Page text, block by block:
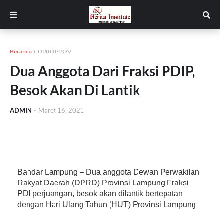
Beranda DPRD PROV
Dua Anggota Dari Fraksi PDIP,
Besok Akan Di Lantik
ADMIN - Maret 16, 2021
Bandar Lampung – Dua anggota Dewan Perwakilan
Rakyat Daerah (DPRD) Provinsi Lampung Fraksi
PDI perjuangan, besok akan dilantik bertepatan
dengan Hari Ulang Tahun (HUT) Provinsi Lampung